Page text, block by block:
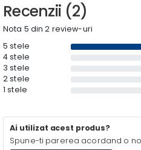
Recenzii (2)
Nota 5 din 2 review-uri
5 stele
4 stele
3 stele
2 stele
1 stele
Ai utilizat acest produs?
Spune-ti parerea acordand o